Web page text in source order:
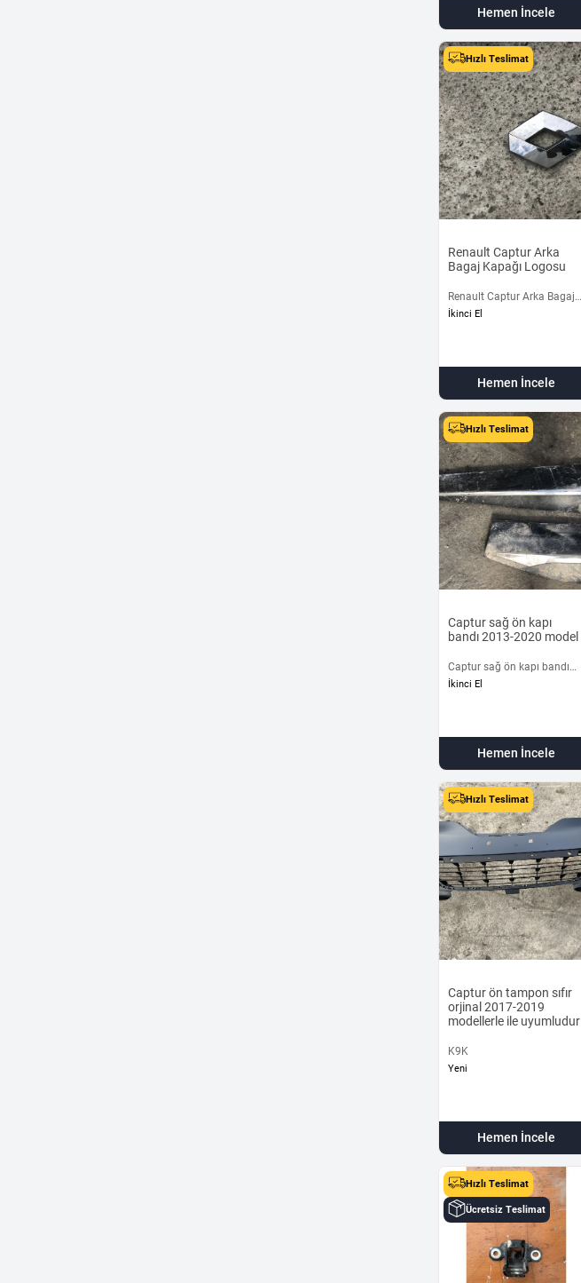
Hemen İncele
Hızlı Teslimat
Renault Captur Arka
Bagaj Kapağı Logosu
Renault Captur Arka Bagaj
Kapağı Logosu 2013-2019
İkinci El
Hemen İncele
Hızlı Teslimat
Captur sağ ön kapı
bandı 2013-2020 model
Captur sağ ön kapı bandı
2013-2020 model
İkinci El
Hemen İncele
Hızlı Teslimat
Captur ön tampon sıfır
orjinal 2017-2019
modellerle ile uyumludur
K9K
Yeni
Hemen İncele
Hızlı Teslimat
Ücretsiz Teslimat